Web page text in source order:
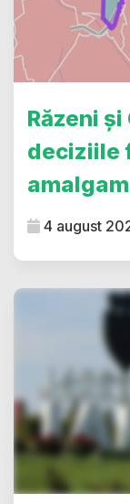
Răzeni
deciziile
4 august